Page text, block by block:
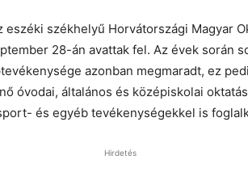
eszéki székhelyű Horvátországi Magyar
28-án avattak fel. Az évek során
azonban megmaradt, ez
óvodai, általános és középiskolai
és egyéb tevékenységekkel is
Hirdetés